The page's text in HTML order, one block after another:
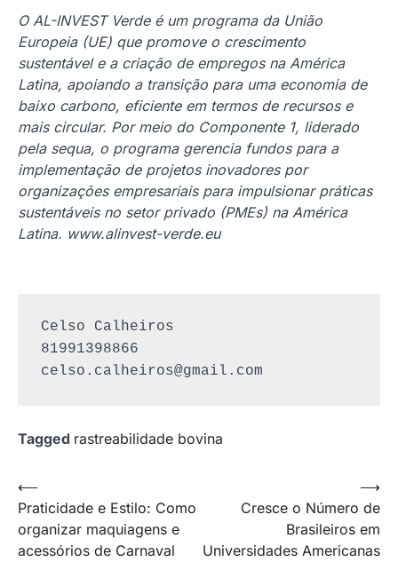
O AL-INVEST Verde é um programa da União
Europeia (UE) que promove o crescimento
sustentável e a criação de empregos na América
Latina, apoiando a transição para uma economia de
baixo carbono, eficiente em termos de recursos e
mais circular. Por meio do Componente 1, liderado
pela sequa, o programa gerencia fundos para a
implementação de projetos inovadores por
organizações empresariais para impulsionar práticas
sustentáveis no setor privado (PMEs) na América
Latina. www.alinvest-verde.eu
Celso Calheiros
celso.calheiros@gmail.com
Tagged rastreabilidade bovina
Navegação
de
Post
⟵
Praticidade e Estilo: Como
organizar maquiagens e
acessórios de Carnaval
Cresce o Número de
Brasileiros em
Universidades Americanas
⟶